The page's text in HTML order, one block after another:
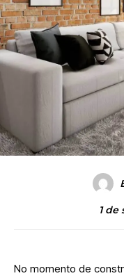
1
No momento de